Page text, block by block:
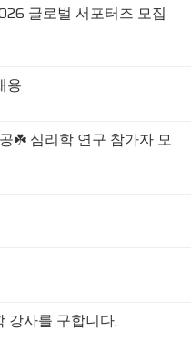
글로벌 서포터즈 모집
용
☘️ 심리학 연구 참가자 모
강사를 구합니다.